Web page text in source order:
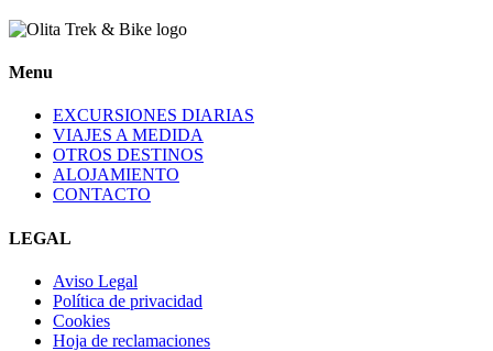
Menu
EXCURSIONES DIARIAS
VIAJES A MEDIDA
OTROS DESTINOS
ALOJAMIENTO
CONTACTO
LEGAL
Aviso Legal
Política de privacidad
Cookies
Hoja de reclamaciones